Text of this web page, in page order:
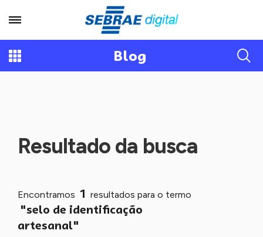
Blog
Resultado da busca
Encontramos 1 resultados para o termo
"selo de identificação
artesanal"